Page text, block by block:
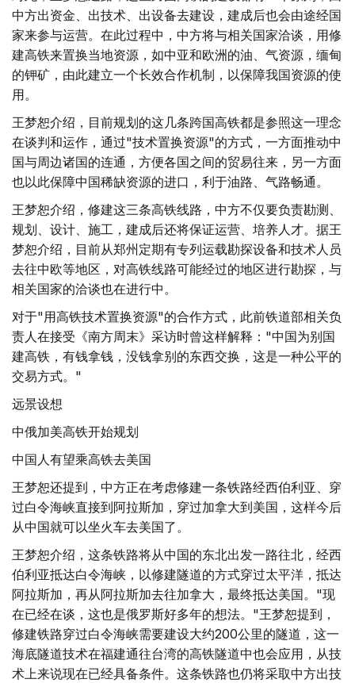
中方出资金、出技术、出设备去建设，建成后也会由途经国
家来参与运营。在此过程中，中方将与相关国家洽谈，用修
建高铁来置换当地资源，如中亚和欧洲的油、气资源，缅甸
的钾矿，由此建立一个长效合作机制，以保障我国资源的使
用。
王梦恕介绍，目前规划的这几条跨国高铁都是参照这一理念
在谈判和运作，通过"技术置换资源"的方式，一方面推动中
国与周边诸国的连通，方便各国之间的贸易往来，另一方面
也以此保障中国稀缺资源的进口，利于油路、气路畅通。
王梦恕介绍，修建这三条高铁线路，中方不仅要负责勘测、
规划、设计、施工，建成后还将保证运营、培养人才。据王
梦恕介绍，目前从郑州定期有专列运载勘探设备和技术人员
去往中欧等地区，对高铁线路可能经过的地区进行勘探，与
相关国家的洽谈也在进行中。
对于"用高铁技术置换资源"的合作方式，此前铁道部相关负
责人在接受《南方周末》采访时曾这样解释："中国为别国
建高铁，有钱拿钱，没钱拿别的东西交换，这是一种公平的
交易方式。"
远景设想
中俄加美高铁开始规划
中国人有望乘高铁去美国
王梦恕还提到，中方正在考虑修建一条铁路经西伯利亚、穿
过白令海峡直接到阿拉斯加，穿过加拿大到美国，这样今后
从中国就可以坐火车去美国了。
王梦恕介绍，这条铁路将从中国的东北出发一路往北，经西
伯利亚抵达白令海峡，以修建隧道的方式穿过太平洋，抵达
阿拉斯加，再从阿拉斯加去往加拿大，最终抵达美国。"现
在已经在谈，这也是俄罗斯好多年的想法。"王梦恕提到，
修建铁路穿过白令海峡需要建设大约200公里的隧道，这一
海底隧道技术在福建通往台湾的高铁隧道中也会应用，从技
术上来说现在已经具备条件。这条铁路也仍将采取中方出技